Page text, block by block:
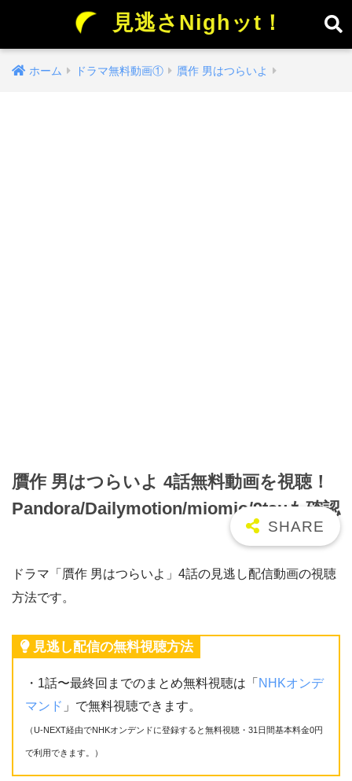
見逃さNighッt！
ホーム ドラマ無料動画① 贋作 男はつらいよ
贋作 男はつらいよ 4話無料動画を視聴！
Pandora/Dailymotion/miomio/9tsuも確認
ドラマ「贋作 男はつらいよ」4話の見逃し配信動画の視聴
方法です。
見逃し配信の無料視聴方法
・1話〜最終回までのまとめ無料視聴は「 NHKオンデ
マンド 」で無料視聴できます。
（U-NEXT経由でNHKオンデンドに登録すると無料視聴・31日間基本料金0円
で利用できます。）